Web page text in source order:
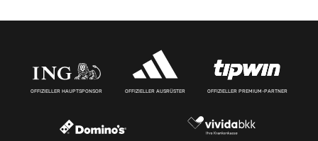
OFFIZIELLER HAUPTSPONSOR OFFIZIELLER AUSRÜSTER OFFIZIELLER PREMIUM-PARTNER